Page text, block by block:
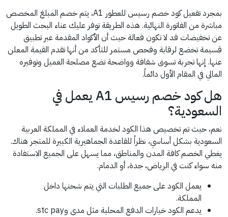
بمجرد تفعيل كود خصم رسيس للعطور A1، يتم خصم المبلغ المخصص
مباشرة من الفاتورة النهائية. هذه الطريقة توفر عليك عناء البحث الطويل
عن تخفيضات قد لا تكون فعالة حيث أن الأكواد المقدمة عبر تطبيق
قسيمة تخضع لرقابة وفحص مستمر للتأكد من أنها تقدم القيمة المعلن
عنها. إنها تجربة تسوق شفافة وواضحة تضع مصلحة العميل وتوفيره
المالي في المقام الأول دائماً.
هل كود خصم رسيس A1 يعمل في
السعودية؟
نعم، حيث تم تخصيص هذا الكود لخدمة العملاء في المملكة العربية
السعودية بشكل أساسي، نظراً للقاعدة الجماهيرية الكبيرة للمتجر هناك.
يغطي الخصم كافة المدن والمناطق، مما يسهل على الجميع الاستفادة
منه سواء كنت في الرياض، جدة، أو الدمام.
يعمل الكود على جميع الطلبات التي يتم شحنها داخل
المملكة.
يدعم الكود خيارات الدفع المحلية مثل مدى وstc pay.